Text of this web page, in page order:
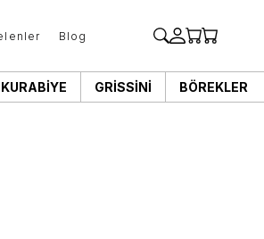
Blog
KURABIYE GRISSINI BÖREKLER